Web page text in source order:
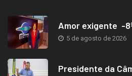
Amor exigente -
5 de agosto de 2026
Presidente da